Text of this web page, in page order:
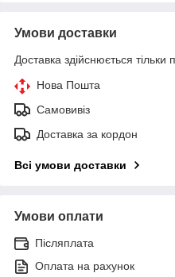
Умови доставки
Доставка здійснюється тільки
Нова Пошта
Самовивіз
Доставка за кордон
Всі умови доставки
Умови оплати
Післяплата
Оплата на рахунок